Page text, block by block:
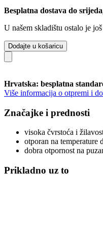
Besplatna dostava do
U našem skladištu ostalo je
Dodajte u košaricu
Hrvatska: besplatna
Više informacija o otpremi i
Značajke i prednosti
visoka čvrstoća i
otporan na temperature
dobra otpornost na
Prikladno uz to